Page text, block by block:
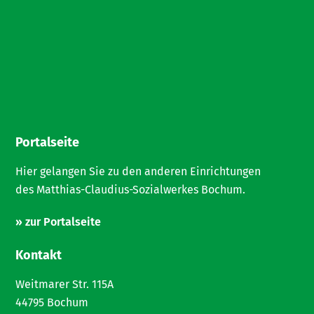
Portalseite
Hier gelangen Sie zu den anderen Einrichtungen
des Matthias-Claudius-Sozialwerkes Bochum.
» zur Portalseite
Kontakt
Weitmarer Str. 115A
44795 Bochum